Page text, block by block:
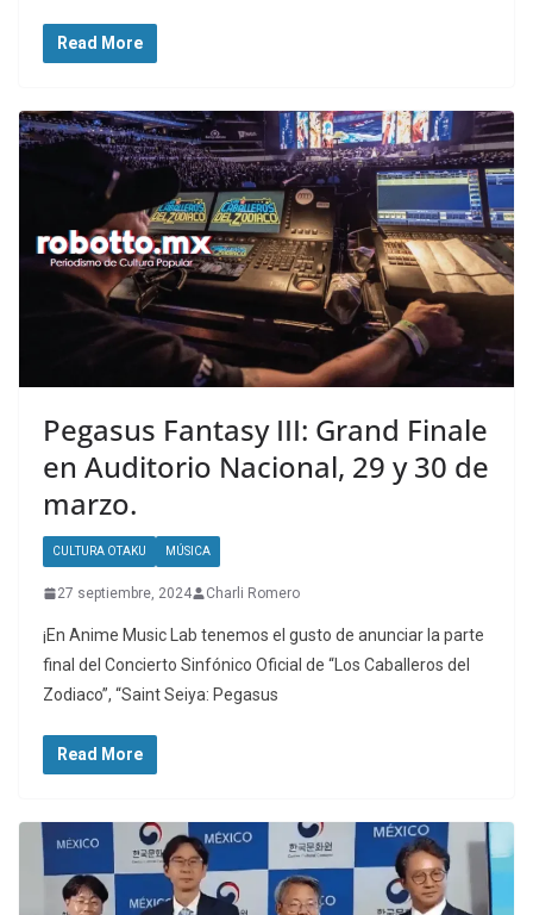
Read More
Pegasus Fantasy III: Grand Finale
en Auditorio Nacional, 29 y 30 de
marzo.
CULTURA OTAKU MÚSICA
27 septiembre, 2024 Charli Romero
¡En Anime Music Lab tenemos el gusto de anunciar la parte
final del Concierto Sinfónico Oficial de “Los Caballeros del
Zodiaco”, “Saint Seiya: Pegasus
Read More